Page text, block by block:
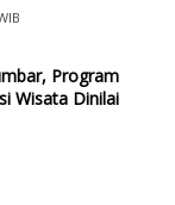
Program
Wisata Dinilai